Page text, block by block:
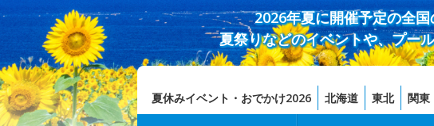
2026年夏に開催予定の全
夏祭りなどのイベントや、プー
夏休みイベント・おでかけ2026 北海道 東北 関東